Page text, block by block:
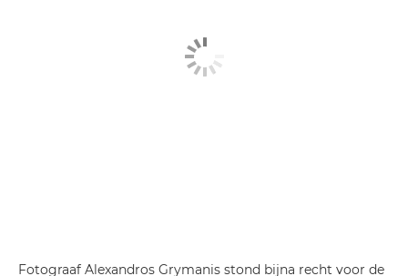
Fotograaf Alexandros Grymanis stond bijna recht voor de